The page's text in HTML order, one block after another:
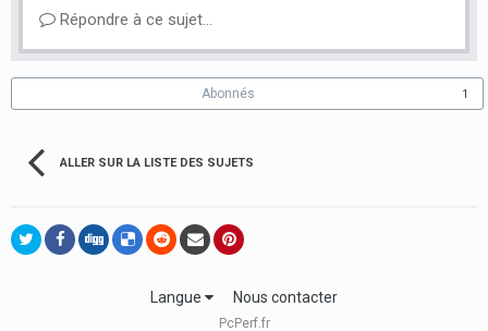
Répondre à ce sujet…
Abonnés 1
ALLER SUR LA LISTE DES SUJETS
Langue Nous contacter
PcPerf.fr